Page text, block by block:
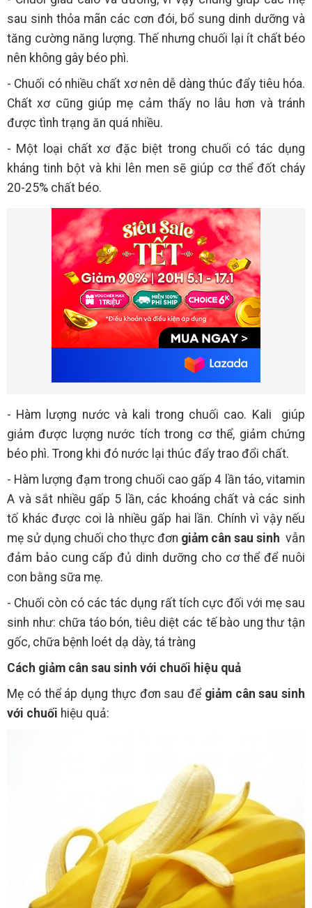
sau sinh thỏa mãn các cơn đói, bổ sung dinh dưỡng và
tăng cường năng lượng. Thế nhưng chuối lại ít chất béo
nên không gây béo phì.
- Chuối có nhiều chất xơ nên dễ dàng thúc đẩy tiêu hóa.
Chất xơ cũng giúp mẹ cảm thấy no lâu hơn và tránh
được tình trạng ăn quá nhiều.
- Một loại chất xơ đặc biệt trong chuối có tác dụng
kháng tinh bột và khi lên men sẽ giúp cơ thể đốt cháy
20-25% chất béo.
- Hàm lượng nước và kali trong chuối cao. Kali giúp
giảm được lượng nước tích trong cơ thể, giảm chứng
béo phì. Trong khi đó nước lại thúc đẩy trao đổi chất.
- Hàm lượng đạm trong chuối cao gấp 4 lần táo, vitamin
A và sắt nhiều gấp 5 lần, các khoáng chất và các sinh
tố khác được coi là nhiều gấp hai lần. Chính vì vậy nếu
mẹ sử dụng chuối cho thực đơn giảm cân sau sinh vẫn
đảm bảo cung cấp đủ dinh dưỡng cho cơ thể để nuôi
con bằng sữa mẹ.
- Chuối còn có các tác dụng rất tích cực đối với mẹ sau
sinh như: chữa táo bón, tiêu diệt các tế bào ung thư tận
gốc, chữa bệnh loét dạ dày, tá tràng
Cách giảm cân sau sinh với chuối hiệu quả
Mẹ có thể áp dụng thực đơn sau để giảm cân sau sinh
với chuối hiệu quả: